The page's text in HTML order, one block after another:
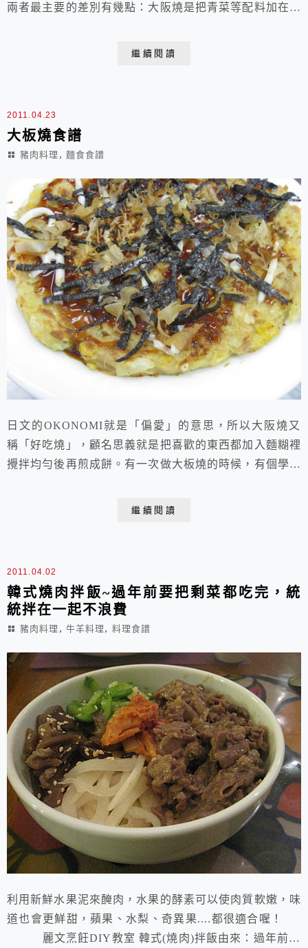
兩者最主要的差別有幾點：大阪燒是把青菜等配料加在麵
繼續閱讀
2011.04.23
大板燒食譜
豬肉料理 , 麵食食譜
日文的OKONOMI就是「偏愛」的意思，所以大阪燒又
稱「好吃燒」，顧名思義就是把喜歡的東西都加入麵糊裡
攪拌均勻後再煎成餅。有一次做大板燒的時候，有個學生
繼續閱讀
2011.04.02
韓式燒肉拌飯~過年前要把剩菜都吃完，統
統拌在一起不浪費
豬肉料理 , 牛羊料理 , 料理食譜
利用新鮮水果泥來醃肉，水果的酵素可以使肉質軟嫩，味
道也會更鮮甜，蘋果、水梨、奇異果....都很適合喔！
麗文烹飪DIY教室 韓式(燒肉)拌飯由來：過年前要